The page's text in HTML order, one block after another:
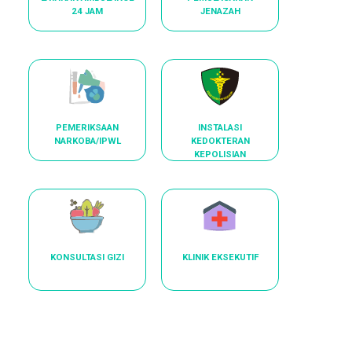
24 JAM
JENAZAH
PEMERIKSAAN
NARKOBA/IPWL
INSTALASI
KEDOKTERAN
KEPOLISIAN
KONSULTASI GIZI KLINIK EKSEKUTIF